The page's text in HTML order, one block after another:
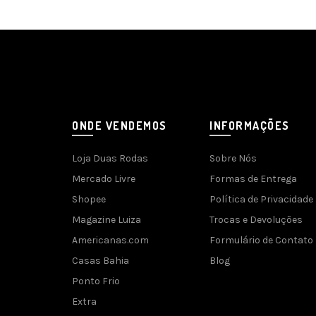
ONDE VENDEMOS
Loja Duas Rodas
Mercado Livre
Shopee
Magazine Luiza
Americanas.com
Casas Bahia
Ponto Frio
Extra
INFORMAÇÕES
Sobre Nós
Formas de Entrega
Política de Privacidade
Trocas e Devoluções
Formulário de Contato
Blog